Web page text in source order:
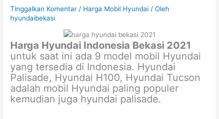
Tinggalkan Komentar / Harga Mobil Hyundai / Oleh
hyundaibekasi
Harga Hyundai Indonesia Bekasi 2021
untuk saat ini ada 9 model mobil Hyundai
yang tersedia di Indonesia. Hyundai
Palisade, Hyundai H100, Hyundai Tucson
adalah mobil Hyundai paling populer
kemudian juga hyundai palisade.